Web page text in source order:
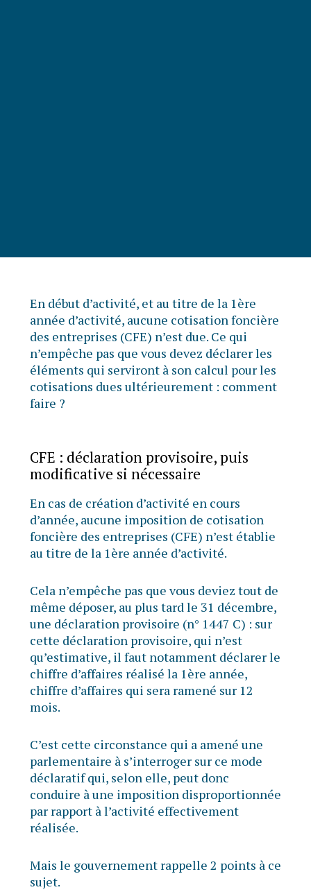
En début d’activité, et au titre de la 1ère
année d’activité, aucune cotisation foncière
des entreprises (CFE) n’est due. Ce qui
n’empêche pas que vous devez déclarer les
éléments qui serviront à son calcul pour les
cotisations dues ultérieurement : comment
faire ?
CFE : déclaration provisoire, puis
modificative si nécessaire
En cas de création d’activité en cours
d’année, aucune imposition de cotisation
foncière des entreprises (CFE) n’est établie
au titre de la 1ère année d’activité.
Cela n’empêche pas que vous deviez tout de
même déposer, au plus tard le 31 décembre,
une déclaration provisoire (n° 1447 C) : sur
cette déclaration provisoire, qui n’est
qu’estimative, il faut notamment déclarer le
chiffre d’affaires réalisé la 1ère année,
chiffre d’affaires qui sera ramené sur 12
mois.
C’est cette circonstance qui a amené une
parlementaire à s’interroger sur ce mode
déclaratif qui, selon elle, peut donc
conduire à une imposition disproportionnée
par rapport à l’activité effectivement
réalisée.
Mais le gouvernement rappelle 2 points à ce
sujet.